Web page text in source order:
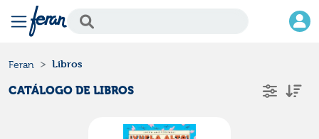
Feran Libros
CATÁLOGO DE LIBROS